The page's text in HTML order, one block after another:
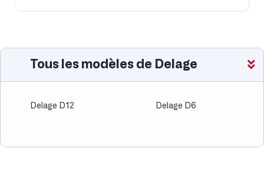
Tous les modèles de Delage
Delage D12 Delage D6